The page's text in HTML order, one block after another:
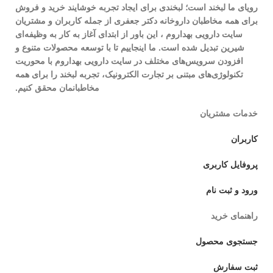
رویای ما لبخند است؛ لبخندی برای ایجاد تجربه خوشایند خرید و فروش
برای همه مخاطبان داروخانه دکتر جعفری از جمله کاربران و مشتریان
سایت دارویی بهداروم ، این باور از ابتدای آغاز به کار به وظیفه‌ای
شیرین تبدیل شده است. ما اینجاییم تا با توسعه محصولات متنوع و
افزودن سرویس‌های مختلف در سایت دارویی بهداروم با محوریت
تکنولوژی‌های مبتنی بر تجارت الکترونیک، تجربه لبخند را برای همه
مخاطبانمان محقق کنیم.
خدمات مشتریان
کاربران
پروفایل کاربری
ورود و ثبت نام
راهنمای خرید
جستجوی محصول
ثبت سفارش